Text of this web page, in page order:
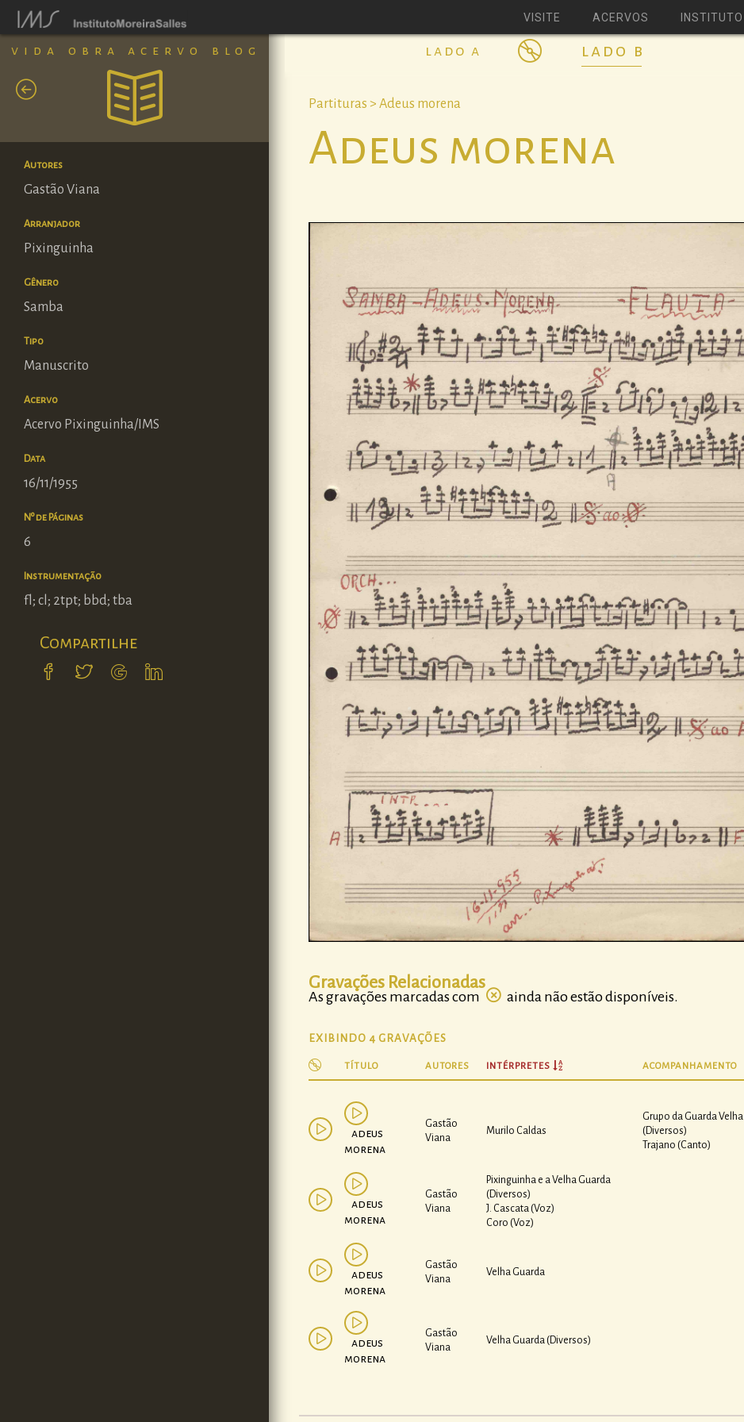
VISITE ACERVOS INSTITUTO
vida obra acervo blog lado a lado b
Autores
Gastão Viana
Arranjador
Pixinguinha
Gênero
Samba
Tipo
Manuscrito
Acervo
Acervo Pixinguinha/IMS
Data
16/11/1955
Nº de Páginas
6
Instrumentação
fl; cl; 2tpt; bbd; tba
Compartilhe
Partituras > Adeus morena
Adeus morena
Gravações Relacionadas
As gravações marcadas com ainda não estão disponíveis.
EXIBINDO 4 GRAVAÇÕES
TÍTULO AUTORES INTÉRPRETES ACOMPANHAMENTO
adeus
morena
Gastão
Viana
Murilo Caldas
Grupo da Guarda Velha
(Diversos)
Trajano (Canto)
adeus
morena
Gastão
Viana
Pixinguinha e a Velha Guarda
(Diversos)
J. Cascata (Voz)
Coro (Voz)
adeus
morena
Gastão
Viana
Velha Guarda
adeus
morena
Gastão
Viana
Velha Guarda (Diversos)